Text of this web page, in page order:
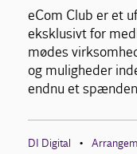
eCom Club er et
eksklusivt for
mødes
og muligheder
endnu et
DI Digital •